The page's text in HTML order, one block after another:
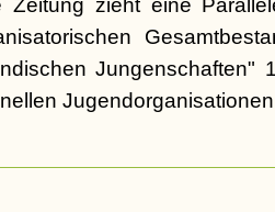
Zeitung zieht eine
Jungenschaften"